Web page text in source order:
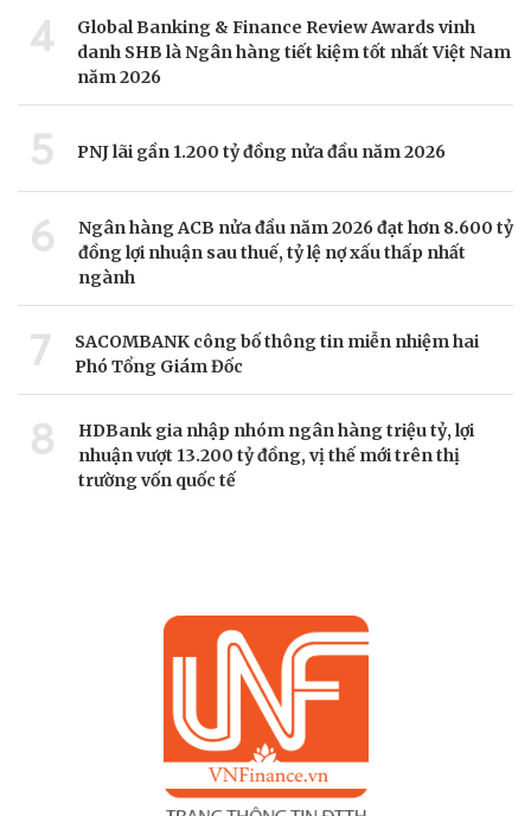
4
Global Banking & Finance Review Awards vinh
danh SHB là Ngân hàng tiết kiệm tốt nhất Việt Nam
năm 2026
5 PNJ lãi gần 1.200 tỷ đồng nửa đầu năm 2026
6
Ngân hàng ACB nửa đầu năm 2026 đạt hơn 8.600 tỷ
đồng lợi nhuận sau thuế, tỷ lệ nợ xấu thấp nhất
ngành
7
SACOMBANK công bố thông tin miễn nhiệm hai
Phó Tổng Giám Đốc
8
HDBank gia nhập nhóm ngân hàng triệu tỷ, lợi
nhuận vượt 13.200 tỷ đồng, vị thế mới trên thị
trường vốn quốc tế